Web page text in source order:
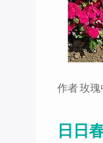
作者 玫
日日